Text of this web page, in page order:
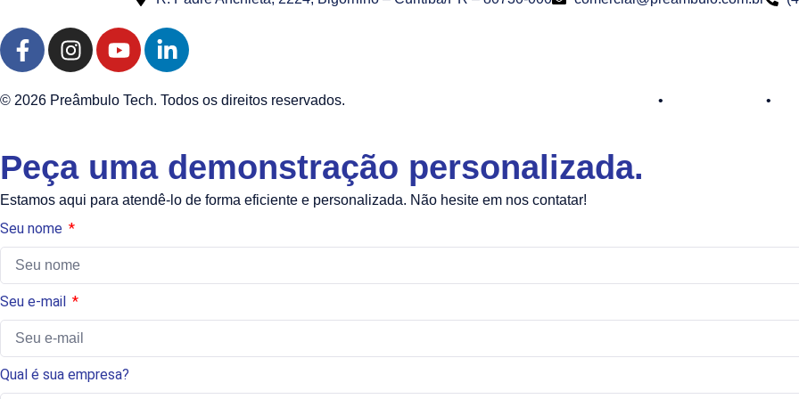
© 2026 Preâmbulo Tech. Todos os direitos reservados. • •
Peça uma demonstração personalizada.
Estamos aqui para atendê-lo de forma eficiente e personalizada. Não hesite em nos contatar!
Seu nome
Seu e-mail
Qual é sua empresa?